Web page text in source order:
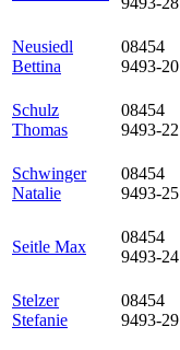
Neusiedl
Bettina
08454
9493-20
Schulz
Thomas
08454
9493-22
Schwinger
Natalie
08454
9493-25
Seitle Max
08454
9493-24
Stelzer
Stefanie
08454
9493-29